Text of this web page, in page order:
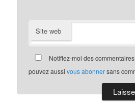
Site web
Notifiez-moi des
pouvez aussivous abonnersans